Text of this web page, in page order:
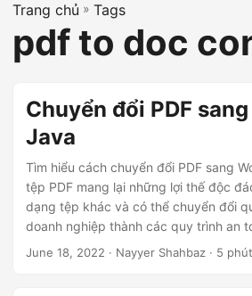
n
đ
ổ
ề
u
h
Trang chủ » Tags
pdf to doc
Chuyển đổi PDF
Java
Tìm hiểu cách chuyển đổi PDF sang
tệp PDF mang lại những lợi thế độc
dạng tệp khác và có thể chuyển đổi
doanh nghiệp thành các quy trình an
có thể theo dõi chặt chẽ tiến trình.
June 18, 2022 · Nayyer Shahbaz · 5 phút